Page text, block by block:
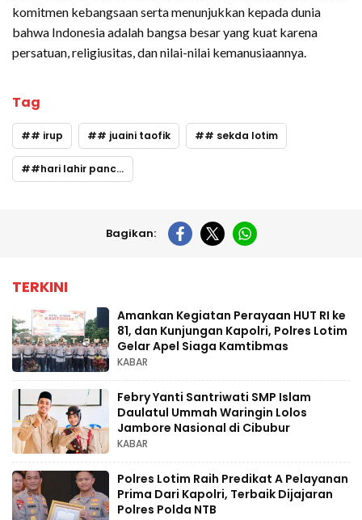
komitmen kebangsaan serta menunjukkan kepada dunia
bahwa Indonesia adalah bangsa besar yang kuat karena
persatuan, religiusitas, dan nilai-nilai kemanusiaannya.
Tag
# irup # juaini taofik # sekda lotim
#hari lahir pancasila
Bagikan:
TERKINI
Amankan Kegiatan Perayaan HUT RI ke
81, dan Kunjungan Kapolri, Polres Lotim
Gelar Apel Siaga Kamtibmas
KABAR
Febry Yanti Santriwati SMP Islam
Daulatul Ummah Waringin Lolos
Jambore Nasional di Cibubur
KABAR
Polres Lotim Raih Predikat A Pelayanan
Prima Dari Kapolri, Terbaik Dijajaran
Polres Polda NTB